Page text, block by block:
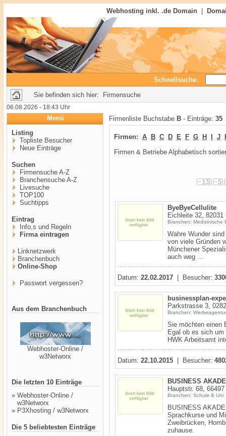
Webhosting inkl. .de Domain
Schnellsuche:
Sie befinden sich hier: Firmensuche
06.08.2026 - 18:43 Uhr
Menü
Listing
Topliste Besucher
Neue Einträge
Suchen
Firmensuche A-Z
Branchensuche A-Z
Livesuche
TOP100
Suchtipps
Eintrag
Info,s und Regeln
Firma eintragen
Linknetzwerk
Branchenbuch
Online-Shop
Passwort vergessen?
Aus dem Branchenbuch
Webhoster-Online /
w3Networx
Die letzten 10 Einträge
» Webhoster-Online /
w3Networx
» P3Xhosting / w3Networx
Die 5 beliebtesten Einträge
Firmenliste Buchstabe B - Einträge: 35
Firmen: A B C D E F G H J
Firmen & Betriebe Alphabetisch
ByeByeCellulite
Eichleite 32, 82031
Branchen: Medizinische
Wahre Wunder
von viele Gründen
Münchener
auch weg ...
Datum: 22.02.2017 | Besucher:
businessplan-
Parkstrasse 3,
Branchen:
Sie möchten einen
Egal ob es sich
HWK Arbeitsamt
Datum: 22.10.2015 | Besucher:
BUSINESS
Hauptstr. 68,
Branchen: Schule & Uni
BUSINESS
Sprachkurse und
Zweibrücken,
zuhause.